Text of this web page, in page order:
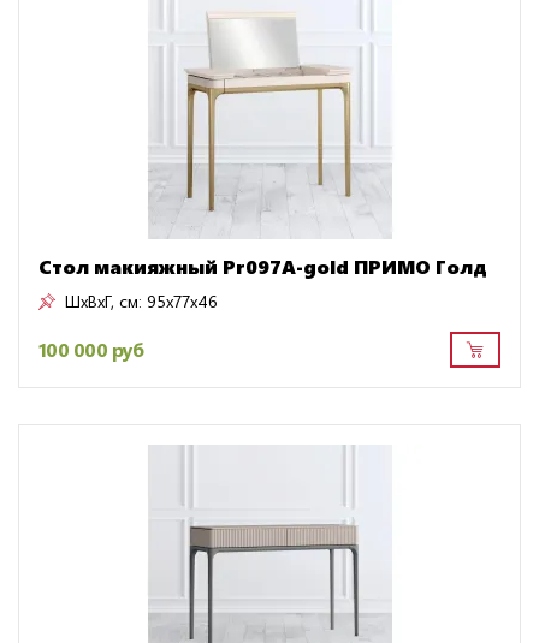
Стол макияжный Pr097A-gold ПРИМО Голд
ШxВxГ, см: 95x77x46
100 000 руб